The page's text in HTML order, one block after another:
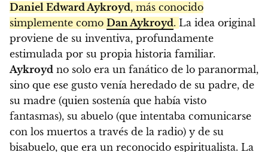
Daniel Edward Aykroyd, más conocido
simplemente como Dan Aykroyd. La idea original
proviene de su inventiva, profundamente
estimulada por su propia historia familiar.
Aykroyd no solo era un fanático de lo paranormal,
sino que ese gusto venía heredado de su padre, de
su madre (quien sostenía que había visto
fantasmas), su abuelo (que intentaba comunicarse
con los muertos a través de la radio) y de su
bisabuelo, que era un reconocido espiritualista. La